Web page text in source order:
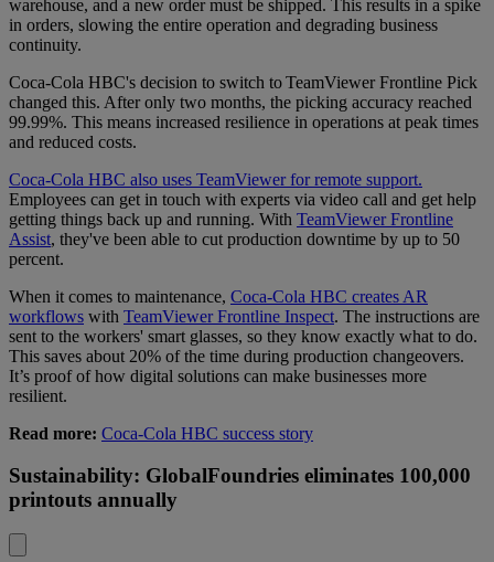
warehouse, and a new order must be shipped. This results in a spike
in orders, slowing the entire operation and degrading business
continuity.
Coca-Cola HBC's decision to switch to TeamViewer Frontline Pick
changed this. After only two months, the picking accuracy reached
99.99%. This means increased resilience in operations at peak times
and reduced costs.
Coca-Cola HBC also uses TeamViewer for remote support.
Employees can get in touch with experts via video call and get help
getting things back up and running. With TeamViewer Frontline
Assist, they've been able to cut production downtime by up to 50
percent.
When it comes to maintenance, Coca-Cola HBC creates AR
workflows with TeamViewer Frontline Inspect. The instructions are
sent to the workers' smart glasses, so they know exactly what to do.
This saves about 20% of the time during production changeovers.
It’s proof of how digital solutions can make businesses more
resilient.
Read more: Coca-Cola HBC success story
Sustainability: GlobalFoundries eliminates 100,000
printouts annually